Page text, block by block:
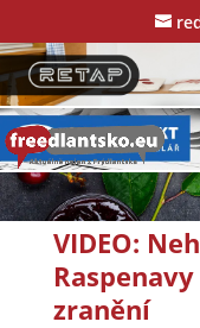
VIDEO:
zranění